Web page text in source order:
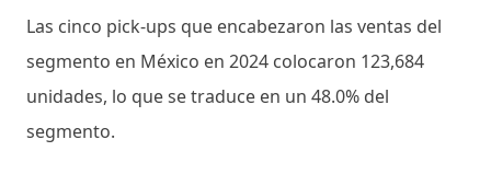
Las cinco pick-ups que encabezaron las ventas del
segmento en México en 2024 colocaron 123,684
unidades, lo que se traduce en un 48.0% del
segmento.